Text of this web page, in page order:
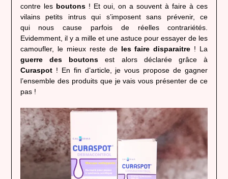
contre les boutons! Et oui, on a souvent à faire à ces
vilains petits intrus qui s’imposent sans prévenir, ce
qui nous cause parfois de réelles contrariétés.
Evidemment, il y a mille et une astuce pour essayer de les
camoufler, le mieux reste de les faire disparaitre ! La
guerre des boutons est alors déclarée grâce à
Curaspot! En fin d’article, je vous propose de gagner
l’ensemble des produits que je vais vous présenter de ce
pas !